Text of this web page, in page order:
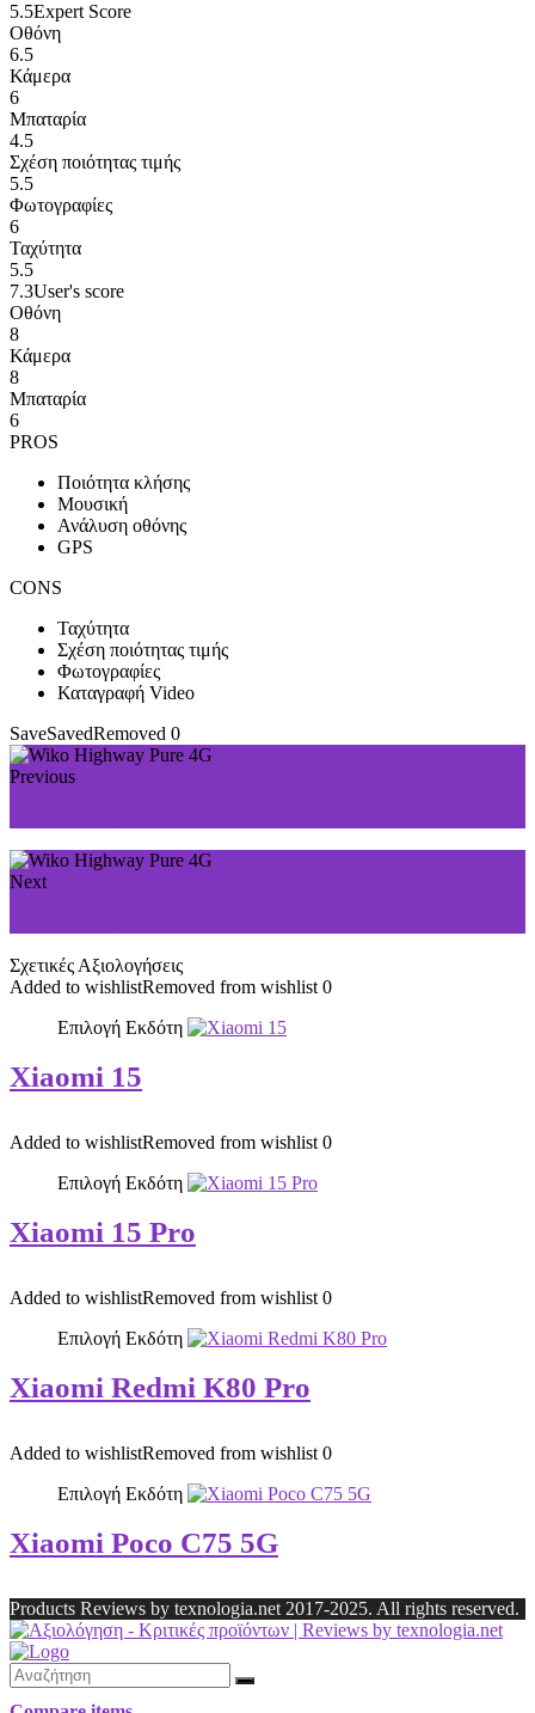
5.5Expert Score
Οθόνη
6.5
Κάμερα
6
Μπαταρία
4.5
Σχέση ποιότητας τιμής
5.5
Φωτογραφίες
6
Ταχύτητα
5.5
7.3User's score
Οθόνη
8
Κάμερα
8
Μπαταρία
6
PROS
Ποιότητα κλήσης
Μουσική
Ανάλυση οθόνης
GPS
CONS
Ταχύτητα
Σχέση ποιότητας τιμής
Φωτογραφίες
Καταγραφή Video
SaveSavedRemoved 0
Previous
Next
Σχετικές Αξιολογήσεις
Added to wishlistRemoved from wishlist 0
Επιλογή Εκδότη
Xiaomi 15
Added to wishlistRemoved from wishlist 0
Επιλογή Εκδότη
Xiaomi 15 Pro
Added to wishlistRemoved from wishlist 0
Επιλογή Εκδότη
Xiaomi Redmi K80 Pro
Added to wishlistRemoved from wishlist 0
Επιλογή Εκδότη
Xiaomi Poco C75 5G
Products Reviews by texnologia.net 2017-2025. All rights reserved.